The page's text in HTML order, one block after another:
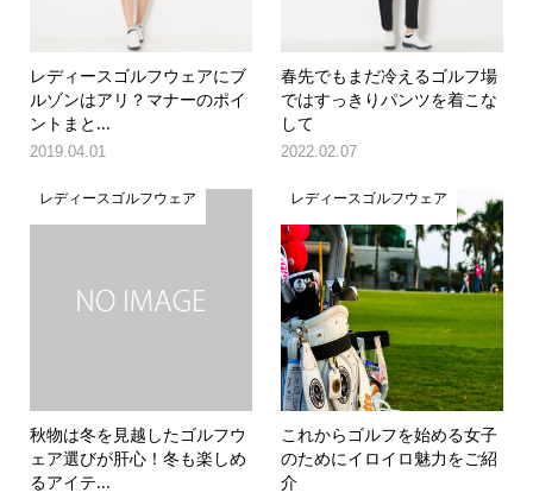
レディースゴルフウェアにブ
ルゾンはアリ？マナーのポイ
ントまと...
2019.04.01
春先でもまだ冷えるゴルフ場
ではすっきりパンツを着こな
して
2022.02.07
レディースゴルフウェア
秋物は冬を見越したゴルフウ
ェア選びが肝心！冬も楽しめ
るアイテ...
レディースゴルフウェア
これからゴルフを始める女子
のためにイロイロ魅力をご紹
介